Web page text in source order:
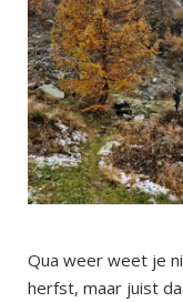
Qua weer weet je
herfst, maar juist